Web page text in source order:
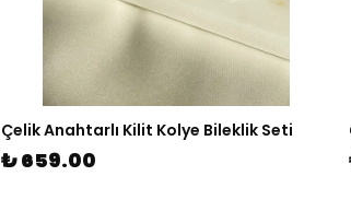
Çelik Anahtarlı Kilit Kolye Bileklik Seti
₺ 659.00